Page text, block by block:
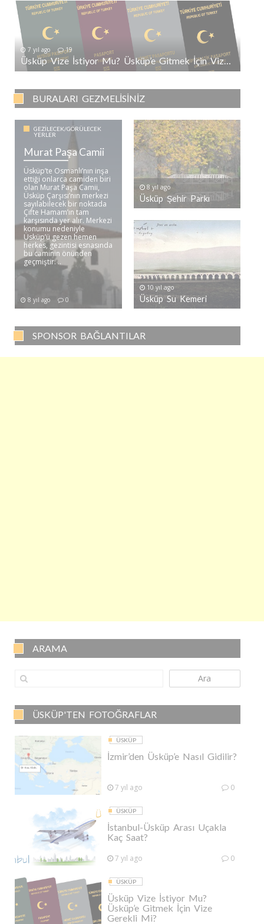
7 yıl ago 19
Üsküp Vize İstiyor Mu? Üsküp’e Gitmek İçin Vize Gerekli Mi?
BURALARI GEZMELISINIZ
GEZILECEK/GÖRÜLECEK
YERLER
Murat Paşa Camii
Üsküp’te Osmanlı’nın inşa
ettiği onlarca camiden biri
olan Murat Paşa Camii,
Üsküp Çarşısı’nın merkezi
sayılabilecek bir noktada
Çifte Hamam’ın tam
karşısında yer alır. Merkezi
konumu nedeniyle
Üsküp’ü gezen hemen
herkes, gezintisi esnasında
bu caminin önünden
geçmiştir. ..
8 yıl ago 0
8 yıl ago
Üsküp Şehir Parkı
10 yıl ago
Üsküp Su Kemeri
SPONSOR BAĞLANTILAR
ARAMA
Ara
ÜSKÜP'TEN FOTOĞRAFLAR
ÜSKÜP
İzmir’den Üsküp’e Nasıl Gidilir?
7 yıl ago 0
ÜSKÜP
İstanbul-Üsküp Arası Uçakla
Kaç Saat?
7 yıl ago 0
ÜSKÜP
Üsküp Vize İstiyor Mu?
Üsküp’e Gitmek İçin Vize
Gerekli Mi?